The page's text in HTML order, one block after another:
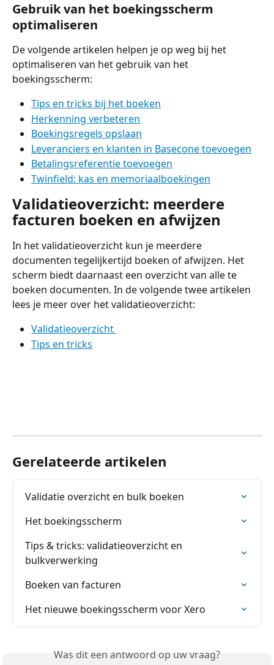
Gebruik van het boekingsscherm
optimaliseren
De volgende artikelen helpen je op weg bij het
optimaliseren van het gebruik van het
boekingsscherm:
Tips en tricks bij het boeken
Herkenning verbeteren
Boekingsregels opslaan
Leveranciers en klanten in Basecone toevoegen
Betalingsreferentie toevoegen
Twinfield: kas en memoriaalboekingen
Validatieoverzicht: meerdere
facturen boeken en afwijzen
In het validatieoverzicht kun je meerdere
documenten tegelijkertijd boeken of afwijzen. Het
scherm biedt daarnaast een overzicht van alle te
boeken documenten. In de volgende twee artikelen
lees je meer over het validatieoverzicht:
Validatieoverzicht
Tips en tricks
Gerelateerde artikelen
Validatie overzicht en bulk boeken
Het boekingsscherm
Tips & tricks: validatieoverzicht en
bulkverwerking
Boeken van facturen
Het nieuwe boekingsscherm voor Xero
Was dit een antwoord op uw vraag?